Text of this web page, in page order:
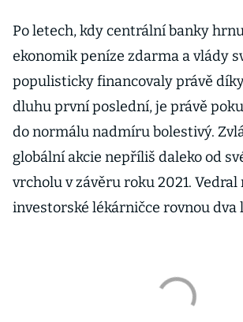
Po letech, kdy centrální banky
ekonomik peníze zdarma a vlády
populisticky financovaly právě
dluhu první poslední, je právě
do normálu nadmíru bolestivý.
globální akcie nepříliš daleko od
vrcholu v závěru roku 2021. Vedral
investorské lékárničce rovnou dva